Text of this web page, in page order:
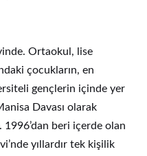
Ortaokul, lise
çocukların, en
gençlerin içinde yer
Davası olarak
1996’dan beri içerde olan
yıllardır tek kişilik